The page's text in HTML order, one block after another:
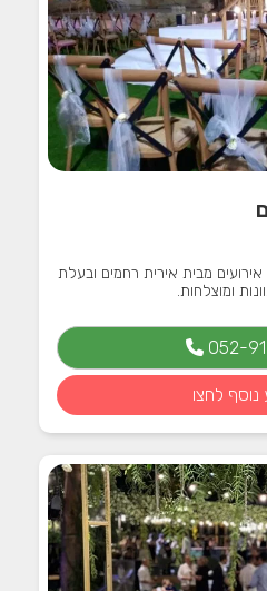
מבית אירית רחמים ובעלת
ומוצלחות.
052-
נוסף לחצו